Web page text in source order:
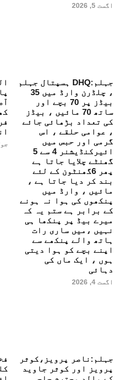
اگست 5, 2026
جہلم:DHQ ہسپتال جہلم
، چلڈرن وارڈ میں 35
بیڈز پر 70 بچے اور
ساتھ 70 مائیں ، بیڈز
کی تعداد بڑھائی جائے
، عوامی حلقے ، اس
گرمی اور حبس میں
ائیرکنڈیشنر 4 سے 5
گھنٹے چلایا جاتا ہے
پھر 6گھنٹون کے لئے
بند کر دیا جاتا ہے ،
مائیں ، وارڈ میں
پنکھوں کی ہوا نہ ہونے
کے برابر ہے ستم یہ کہ
میرے بیڈ پر پنکھا ہی
نہیں ،میں ساری رات
ہاتھ والے پنکھے سے
اپنے بچے کو ہوا دیتی
ہوں ، ایک ماں کی
دہائی
اگست 4, 2026
جہلم:ناصر پرویز،کوثر
پرویز اور کوثر جاوید